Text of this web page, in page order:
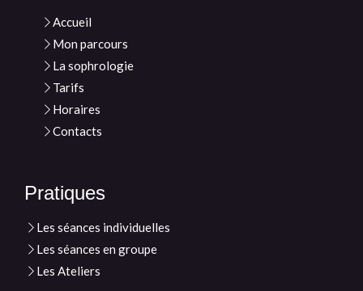
Accueil
Mon parcours
La sophrologie
Tarifs
Horaires
Contacts
Pratiques
Les séances individuelles
Les séances en groupe
Les Ateliers